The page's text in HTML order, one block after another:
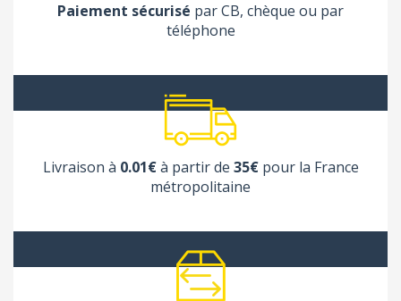
Paiement sécurisé par CB, chèque ou par
téléphone
Livraison à 0.01€à partir de 35€pour la France
métropolitaine